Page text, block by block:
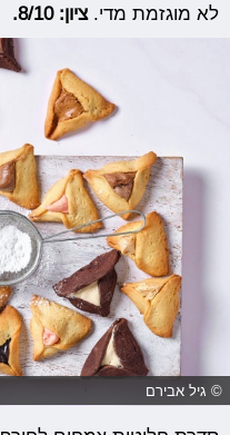
לא מוגזמת מדי.ציון: 8/10.
© גיל אבירם